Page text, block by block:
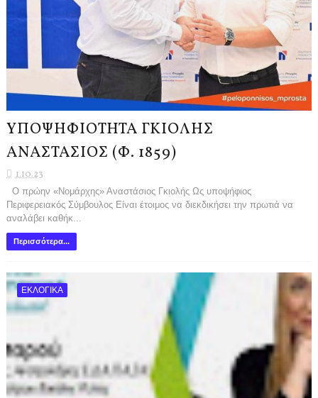
ΥΠΟΨΗΦΙΟΤΗΤΑ ΓΚΙΟΛΗΣ
ΑΝΑΣΤΑΣΙΟΣ (Φ. 1859)
1.10.23
Ο πρώην «Νομάρχης» Αναστάσιος Γκιολής Ως υποψήφιος
Περιφερειακός Σύμβουλος Είναι έτοιμος να διεκδικήσει την πρωτιά να
αναλάβει καθήκ...
Περισσότερα...
ΕΚΛΟΓΙΚΑ